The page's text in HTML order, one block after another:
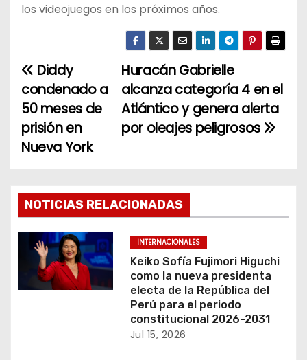
los videojuegos en los próximos años.
N
a
v
g
a
c
Huracán Gabrielle
alcanza categoría 4 en el
Atlántico y genera alerta
por oleajes peligrosos
Diddy
condenado a
50 meses de
prisión en
Nueva York
NOTICIAS RELACIONADAS
INTERNACIONALES
Keiko Sofía Fujimori Higuchi
como la nueva presidenta
electa de la República del
Perú para el periodo
constitucional 2026-2031
Jul 15, 2026